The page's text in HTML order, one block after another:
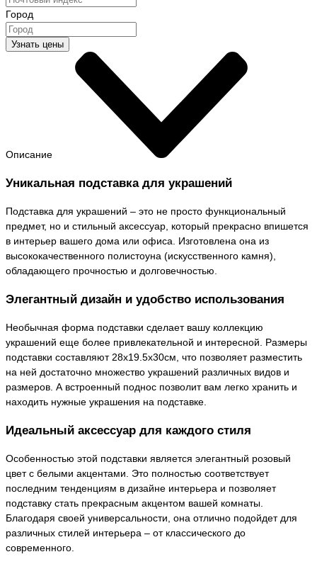
Город
Узнать цены
Описание
Уникальная подставка для украшений
Подставка для украшений – это не просто функциональный
предмет, но и стильный аксессуар, который прекрасно впишется
в интерьер вашего дома или офиса. Изготовлена она из
высококачественного полистоуна (искусственного камня),
обладающего прочностью и долговечностью.
Элегантный дизайн и удобство использования
Необычная форма подставки сделает вашу коллекцию
украшений еще более привлекательной и интересной. Размеры
подставки составляют 28х19.5х30см, что позволяет разместить
на ней достаточно множество украшений различных видов и
размеров. А встроенный поднос позволит вам легко хранить и
находить нужные украшения на подставке.
Идеальный аксессуар для каждого стиля
Особенностью этой подставки является элегантный розовый
цвет с белыми акцентами. Это полностью соответствует
последним тенденциям в дизайне интерьера и позволяет
подставку стать прекрасным акцентом вашей комнаты.
Благодаря своей универсальности, она отлично подойдет для
различных стилей интерьера – от классического до
современного.